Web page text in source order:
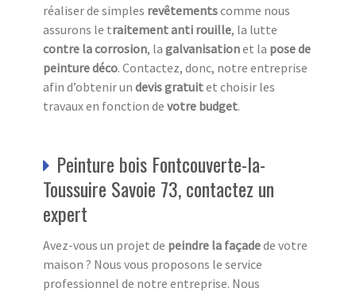
réaliser de simples revêtementscomme nous
assurons le traitement anti rouille, la lutte
contre la corrosion, la galvanisationet la pose de
peinture déco. Contactez, donc, notre entreprise
afin d’obtenir un devisgratuitet choisir les
travaux en fonction de votre budget.
Peinture bois Fontcouverte-la-
Toussuire Savoie 73, contactez un
expert
Avez-vous un projet de peindre la façadede votre
maison ? Nous vous proposons le service
professionnel de notre entreprise. Nous